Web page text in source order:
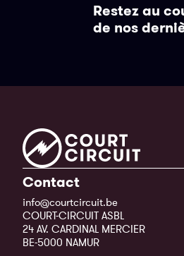
Restez au
de nos
Contact
info@courtcircuit.be
COURT-CIRCUIT ASBL
24 AV. CARDINAL MERCIER
BE-5000 NAMUR